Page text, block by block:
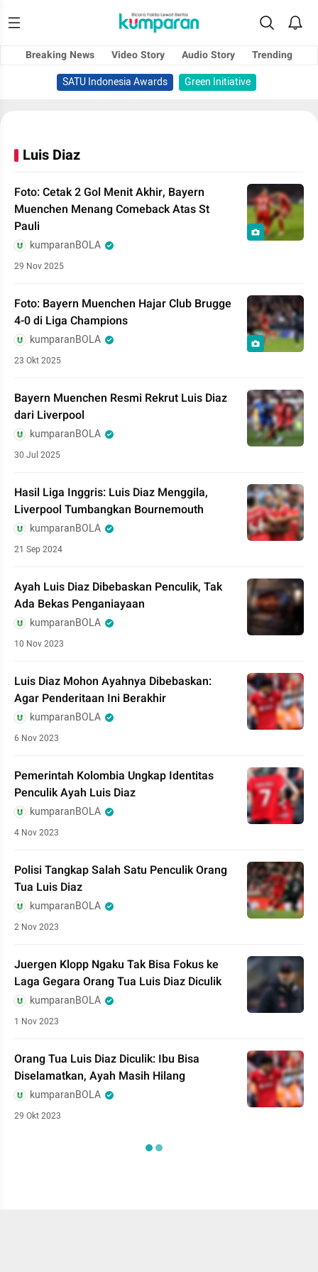
Breaking News Video Story Audio Story
Trending
SATU Indonesia Awards
Green Initiative
Luis Diaz
Foto: Cetak 2 Gol Menit Akhir, Bayern
Muenchen Menang Comeback Atas St
Pauli
kumparanBOLA
29 Nov 2025
Foto: Bayern Muenchen Hajar Club Brugge
4-0 di Liga Champions
kumparanBOLA
23 Okt 2025
Bayern Muenchen Resmi Rekrut Luis Diaz
dari Liverpool
kumparanBOLA
30 Jul 2025
Hasil Liga Inggris: Luis Diaz Menggila,
Liverpool Tumbangkan Bournemouth
kumparanBOLA
21 Sep 2024
Ayah Luis Diaz Dibebaskan Penculik, Tak
Ada Bekas Penganiayaan
kumparanBOLA
10 Nov 2023
Luis Diaz Mohon Ayahnya Dibebaskan:
Agar Penderitaan Ini Berakhir
kumparanBOLA
6 Nov 2023
Pemerintah Kolombia Ungkap Identitas
Penculik Ayah Luis Diaz
kumparanBOLA
4 Nov 2023
Polisi Tangkap Salah Satu Penculik Orang
Tua Luis Diaz
kumparanBOLA
2 Nov 2023
Juergen Klopp Ngaku Tak Bisa Fokus ke
Laga Gegara Orang Tua Luis Diaz Diculik
kumparanBOLA
1 Nov 2023
Orang Tua Luis Diaz Diculik: Ibu Bisa
Diselamatkan, Ayah Masih Hilang
kumparanBOLA
29 Okt 2023